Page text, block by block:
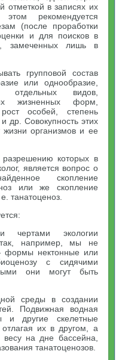
отметкой в записях их
рекомендуется
(после проработки
и для поисков в
замеченных лишь в
групповой состав
или однообразие,
отдельных видов,
жизненных форм,
особей, степень
др. Совокупность этих
жизни организмов и ее
которых в
является вопрос о
скопление
или же скопление
танатоценоз.
чертами экологии
например, мы не
формы нектонные или
с сидячими
они могут быть
среды в создании
Подвижная водная
и другие скелетные
их в другом, а
на дне бассейна,
танатоценозов.